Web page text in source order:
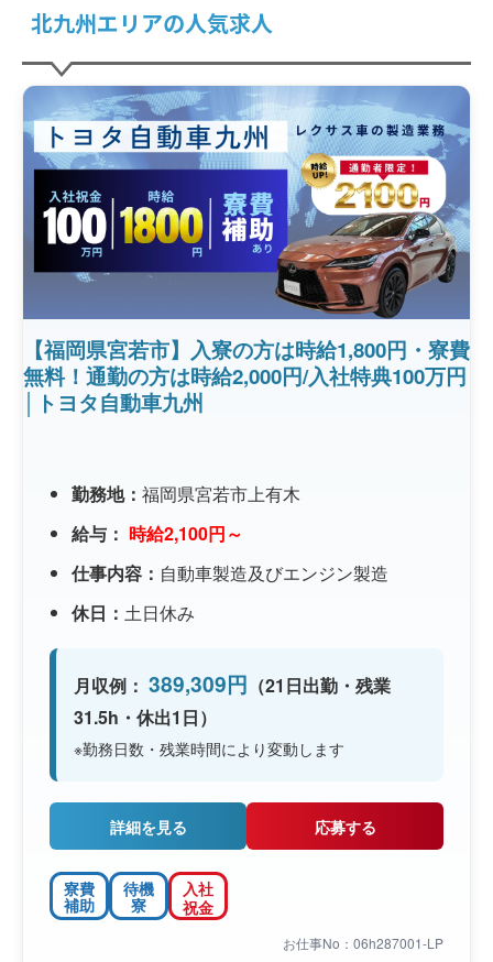
北九州エリアの人気求人
【福岡県宮若市】入寮の方は時給1,800円・寮費
無料！通勤の方は時給2,000円/入社特典100万円
│トヨタ自動車九州
勤務地： 福岡県宮若市上有木
給与： 時給2,100円～
仕事内容： 自動車製造及びエンジン製造
休日： 土日休み
月収例： 389,309円 （21日出勤・残業
31.5h・休出1日）
※勤務日数・残業時間により変動します
詳細を見る 応募する
寮費
補助
待機
寮
入社
祝金
お仕事No：06h287001-LP